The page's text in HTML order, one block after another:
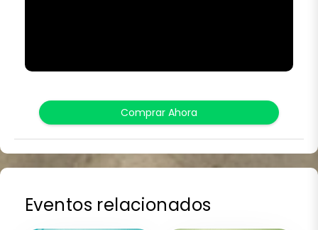
Comprar Ahora
Eventos relacionados